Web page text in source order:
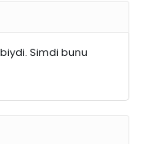
Simdi bunu